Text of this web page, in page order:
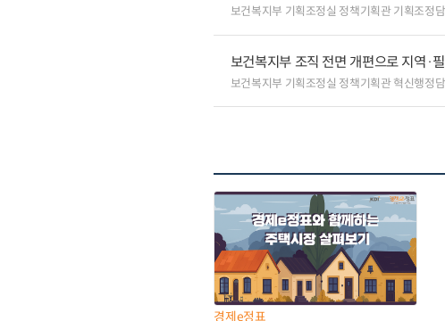
보건복지부 기획조정실 정책기획관 기획조정
보건복지부 조직 전면 개편으로 지역·
보건복지부 기획조정실 정책기획관 혁신행정
경제e정표